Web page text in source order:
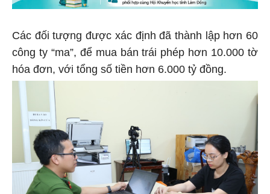
Các đối tượng được xác định đã thành lập hơn 60
công ty “ma”, để mua bán trái phép hơn 10.000 tờ
hóa đơn, với tổng số tiền hơn 6.000 tỷ đồng.